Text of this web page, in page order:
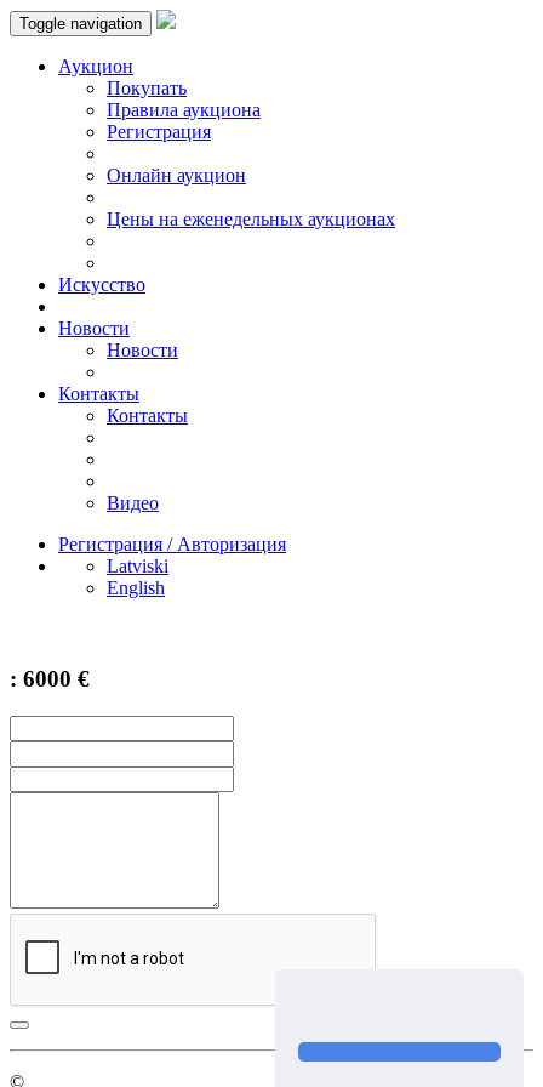
Toggle navigation
Аукцион
Пoкупать
Правила аукциона
Регистрация
Онлайн аукцион
Цены на еженедельных аукционах
Искусствo
Новости
Новости
Контакты
Контакты
Видео
Регистрация / Авторизация
Latviski
English
: 6000 €
©